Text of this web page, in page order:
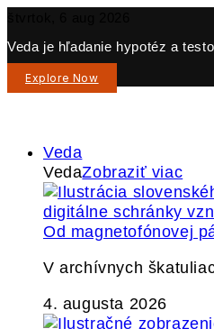
Veda je hľadanie hypotéz a
Explore Now
Veda
VedaZobraziť viac
Od magnetofónovej
V archívnych
4. augusta 2026